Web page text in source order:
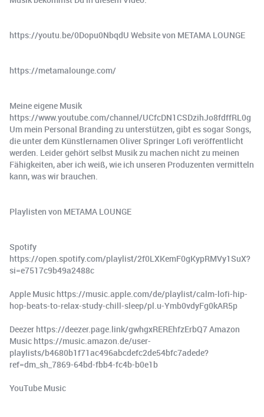
https://youtu.be/0Dopu0NbqdU Website von METAMA LOUNGE
https://metamalounge.com/
Meine eigene Musik
https://www.youtube.com/channel/UCfcDN1CSDzihJo8fdffRL0g
Um mein Personal Branding zu unterstützen, gibt es sogar Songs,
die unter dem Künstlernamen Oliver Springer Lofi veröffentlicht
werden. Leider gehört selbst Musik zu machen nicht zu meinen
Fähigkeiten, aber ich weiß, wie ich unseren Produzenten vermitteln
kann, was wir brauchen.
Playlisten von METAMA LOUNGE
Spotify
https://open.spotify.com/playlist/2f0LXKemF0gKypRMVy1SuX?
si=e7517c9b49a2488c
Apple Music https://music.apple.com/de/playlist/calm-lofi-hip-
hop-beats-to-relax-study-chill-sleep/pl.u-Ymb0vdyFg0kAR5p
Deezer https://deezer.page.link/gwhgxREREhfzErbQ7 Amazon
Music https://music.amazon.de/user-
playlists/b4680b1f71ac496abcdefc2de54bfc7adede?
ref=dm_sh_7869-64bd-fbb4-fc4b-b0e1b
YouTube Music